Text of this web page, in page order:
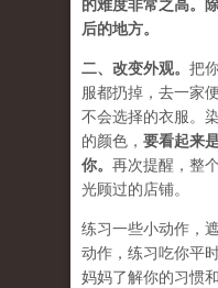
的难度非常之高。
后的地方。
二、 改变外观。 把
服都扔掉，去一家
不会选择的衣服。
的颜色， 要看起来
你。 再次提醒，整
光顾过的店铺。
练习一些小动作，
动作，练习吃你平
妈妈了解你的习惯